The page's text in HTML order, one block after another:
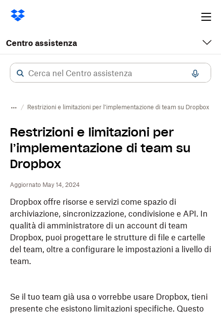
Centro assistenza
Restrizioni e limitazioni per l’implementazione di team su Dropbox
Restrizioni e limitazioni per
l’implementazione di team su
Dropbox
Aggiornato May 14, 2024
Dropbox offre risorse e servizi come spazio di
archiviazione, sincronizzazione, condivisione e API. In
qualità di amministratore di un account di team
Dropbox, puoi progettare le strutture di file e cartelle
del team, oltre a configurare le impostazioni a livello di
team.
Se il tuo team già usa o vorrebbe usare Dropbox, tieni
presente che esistono limitazioni specifiche. Questo